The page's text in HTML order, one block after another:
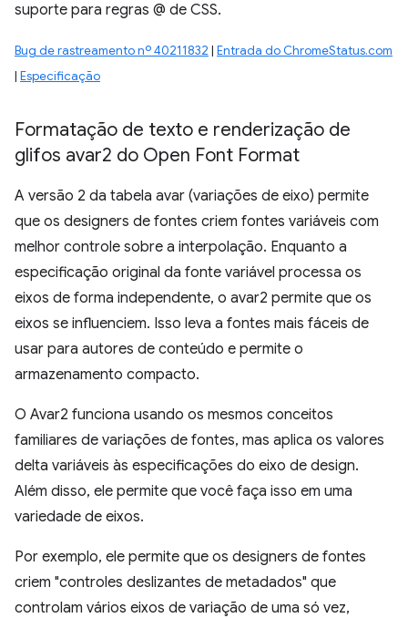
suporte para regras @ de CSS.
Bug de rastreamento nº 40211832 | Entrada do ChromeStatus.com
| Especificação
Formatação de texto e renderização de
glifos avar2 do Open Font Format
A versão 2 da tabela avar (variações de eixo) permite
que os designers de fontes criem fontes variáveis com
melhor controle sobre a interpolação. Enquanto a
especificação original da fonte variável processa os
eixos de forma independente, o avar2 permite que os
eixos se influenciem. Isso leva a fontes mais fáceis de
usar para autores de conteúdo e permite o
armazenamento compacto.
O Avar2 funciona usando os mesmos conceitos
familiares de variações de fontes, mas aplica os valores
delta variáveis às especificações do eixo de design.
Além disso, ele permite que você faça isso em uma
variedade de eixos.
Por exemplo, ele permite que os designers de fontes
criem "controles deslizantes de metadados" que
controlam vários eixos de variação de uma só vez,